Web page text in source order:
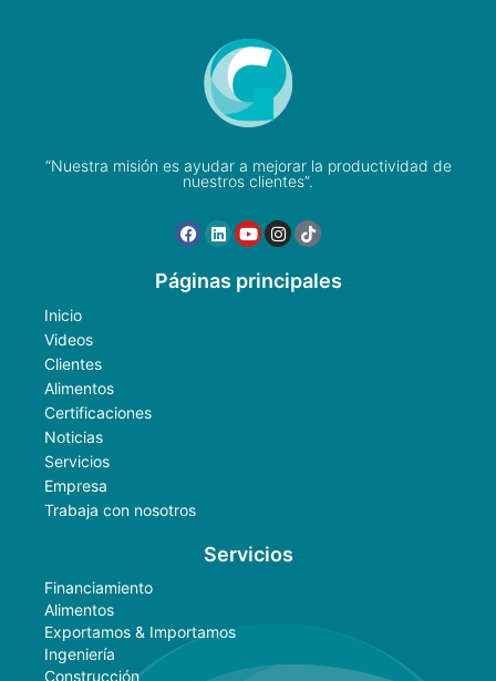
“Nuestra misión es ayudar a mejorar la productividad de
nuestros clientes”.
Páginas principales
Inicio
Videos
Clientes
Alimentos
Certificaciones
Noticias
Servicios
Empresa
Trabaja con nosotros
Servicios
Financiamiento
Alimentos
Exportamos & Importamos
Ingeniería
Construcción